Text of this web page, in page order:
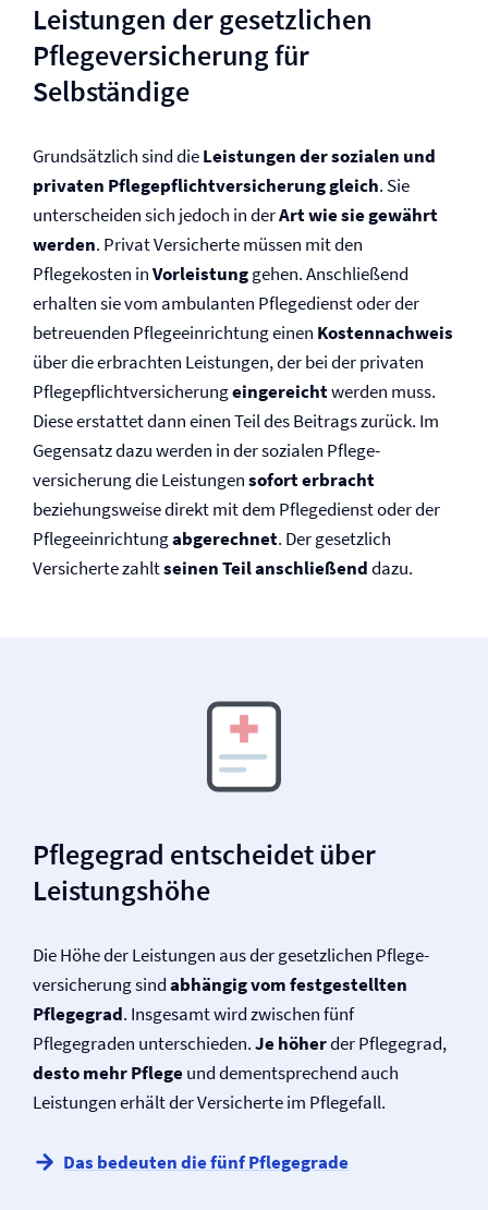
Leistungen der gesetzlichen
Pflege­versicherung für
Selbständige
Grundsätzlich sind dieLeistungen der sozialen und
privaten Pflegepflicht­versicherung gleich. Sie
unterscheiden sich jedoch in derArt wie sie gewährt
werden. Privat Versicherte müssen mit den
Pflegekosten inVorleistunggehen. Anschließend
erhalten sie vom ambulanten Pflegedienst oder der
betreuenden Pflegeeinrichtung einen Kostennachweis
über die erbrachten Leistungen, der bei der privaten
Pflegepflicht­versicherungeingereichtwerden muss.
Diese erstattet dann einen Teil des Beitrags zurück. Im
Gegensatz dazu werden in der sozialen Pflege­
versicherung die Leistungensofort erbracht
beziehungsweise direkt mit dem Pflegedienst oder der
Pflegeeinrichtungabgerechnet. Der gesetzlich
Versicherte zahltseinen Teil anschließenddazu.
Pflegegrad entscheidet über
Leistungshöhe
Die Höhe der Leistungen aus der gesetzlichen Pflege­
versicherung sindabhängig vom festgestellten
Pflegegrad. Insgesamt wird zwischen fünf
Pflegegraden unterschieden.Je höherder Pflegegrad,
desto mehr Pflegeund dementsprechend auch
Leistungen erhält der Versicherte im Pflegefall.
Das bedeuten die fünf Pflegegrade